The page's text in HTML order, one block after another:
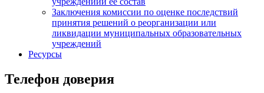
Заключения комиссии по оценке последствий
принятия решений о реорганизации или
ликвидации муниципальных образовательных
учреждений
Ресурсы
Телефон доверия